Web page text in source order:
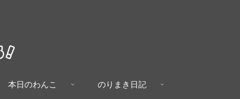
本日のわんこ のりまき日記